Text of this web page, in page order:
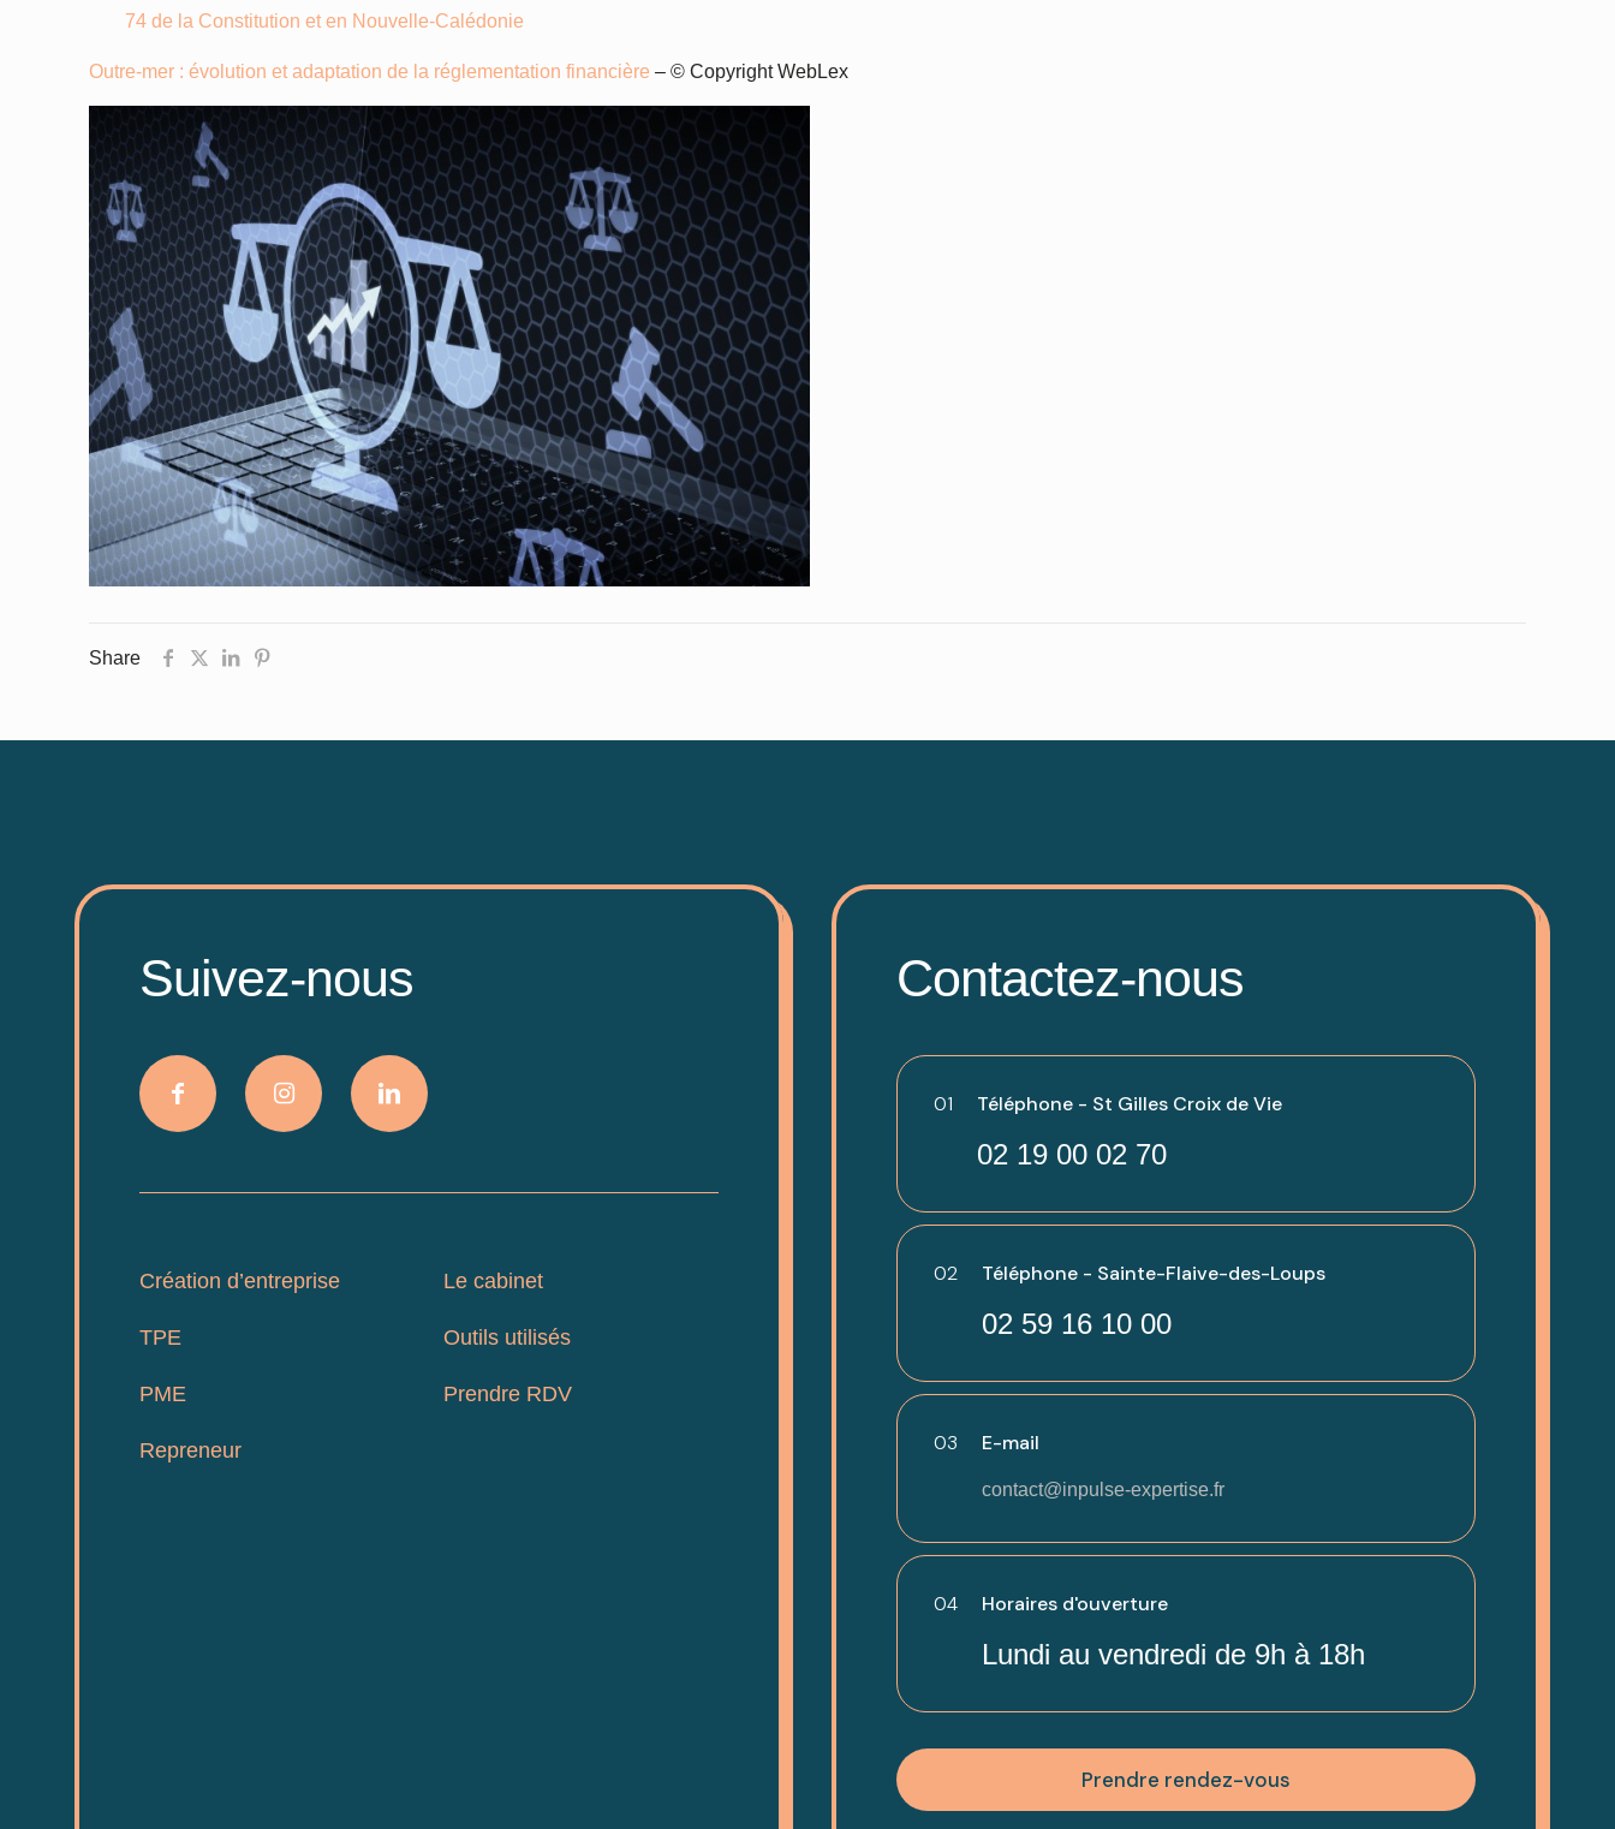
74 de la Constitution et en Nouvelle-Calédonie
Outre-mer : évolution et adaptation de la réglementation financière – © Copyright WebLex
Share
Suivez-nous
Création d’entreprise
TPE
PME
Repreneur
Le cabinet
Outils utilisés
Prendre RDV
Contactez-nous
01 Téléphone - St Gilles Croix de Vie
02 19 00 02 70
02 Téléphone - Sainte-Flaive-des-Loups
02 59 16 10 00
03 E-mail
contact@inpulse-expertise.fr
04 Horaires d'ouverture
Lundi au vendredi de 9h à 18h
Prendre rendez-vous